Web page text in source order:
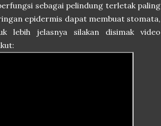
sebagai pelindung terletak paling
epidermis dapat membuat stomata,
lebih jelasnya silakan disimak video